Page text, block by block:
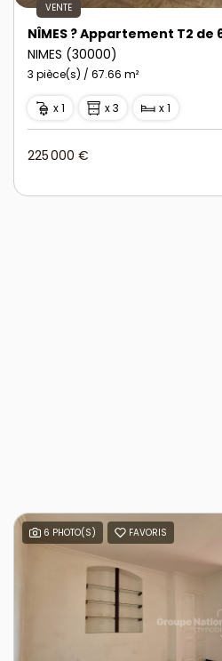
VENTE
NIMES (30000)
3 pièce(s) / 67.66 m²
x 1 x 3 x 1
225 000 €
6 PHOTO(S) FAVORIS